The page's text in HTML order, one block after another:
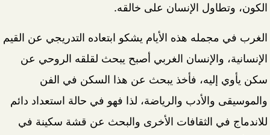
الكون، وتطاول الإنسان على خالقه.
الغرب في مجمله هذه الأيام يشكو ابتعاده التدريجي عن القيم
الإنسانية، والإنسان الغربي أصبح يبحث لقلقه الروحي عن
سكن يأوي إليه، فأخذ يبحث عن هذا السكن في الفن
والموسيقى والأدب والرياضة، لذا فهو في حالة استعداد دائم
للاندماج في الثقافات الأخرى والبحث عن قشة سكينة في